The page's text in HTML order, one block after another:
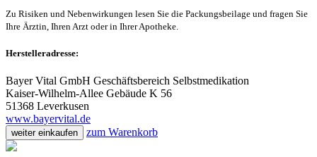
Zu Risiken und Nebenwirkungen lesen Sie die Packungsbeilage und fragen Sie
Ihre Ärztin, Ihren Arzt oder in Ihrer Apotheke.
Herstelleradresse:
Bayer Vital GmbH Geschäftsbereich Selbstmedikation
Kaiser-Wilhelm-Allee Gebäude K 56
51368 Leverkusen
www.bayervital.de
weiter einkaufen zum Warenkorb